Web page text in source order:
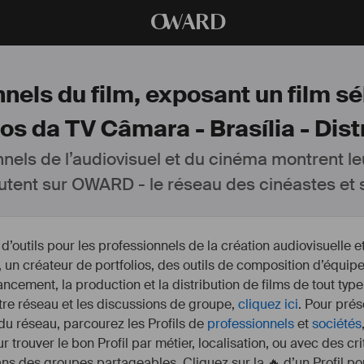
OWARD
du film, exposant un film
da TV Câmara - Brasília -
de l’audiovisuel et du cinéma montrent
sur OWARD - le réseau des cinéastes et
pour les professionnels de la création audiovisuelle
créateur de portfolios, des outils de composition
la production et la distribution de films de tout
réseau et les discussions de groupe, cliquez ici. Pour
réseau, parcourez les Profils de professionnelsetsociétés
trouver le bon Profil par métier, localisation, ou avec des